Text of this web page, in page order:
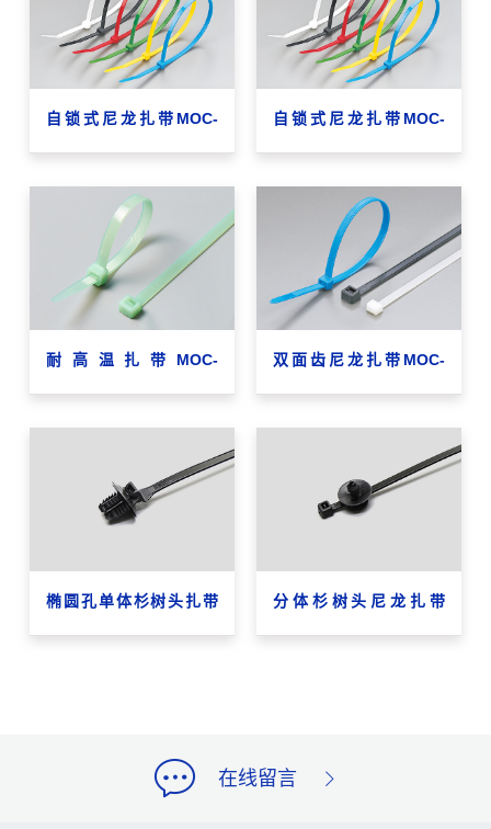
自锁式尼龙扎带MOC-
自锁式尼龙扎带MOC-
耐高温扎带MOC-
双面齿尼龙扎带MOC-
椭圆孔单体杉树头扎带
分体杉树头尼龙扎带
在线留言